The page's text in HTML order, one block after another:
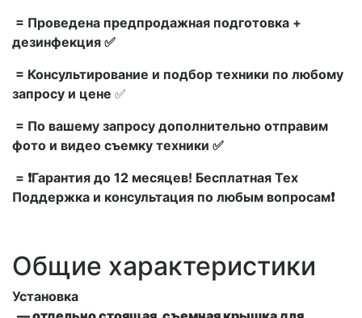
= Проведена предпродажная подготовка +
дезинфекция ✅
= Консультирование и подбор техники по любому
запросу и цене ✅
= По вашему запросу дополнительно отправим
фото и видео съемку техники ✅
= ❗Гарантия до 12 месяцев! Бесплатная Тех
Поддержка и консультация по любым вопросам❗
Общие характеристики
Установка